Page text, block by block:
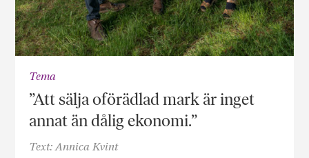
Tema
”Att sälja oförädlad mark är inget
annat än dålig ekonomi.”
Text: Annica Kvint